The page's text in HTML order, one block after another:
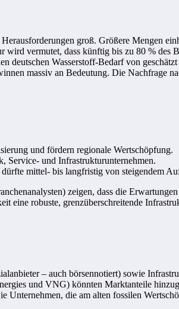
groß. Größere Mengen
vermutet, dass künftig bis zu 80 % des
deutschen Wasserstoff-Bedarf von
massiv an Bedeutung. Die Nachfrage
und fördern regionale Wertschöpfung.
Service- und Infrastrukturunternehmen.
mittel- bis langfristig von steigendem
zeigen, dass die
eine robuste, grenzüberschreitende
– auch börsennotiert) sowie
und VNG) könnten Marktanteile
Unternehmen, die am alten fossilen